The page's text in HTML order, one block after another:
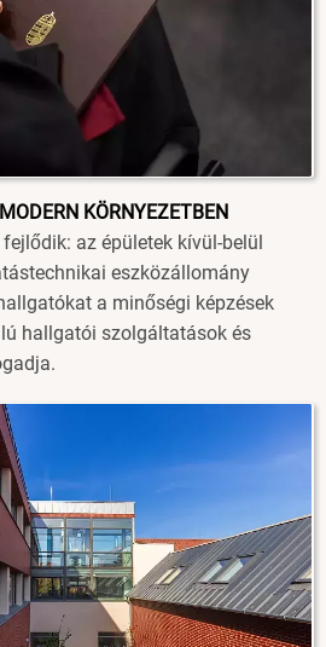
KÖRNYEZETBEN
az épületek kívül-belül
eszközállomány
a minőségi képzések
hallgatói szolgáltatások és